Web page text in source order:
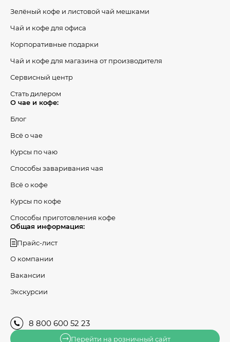
Зелёный кофе и листовой чай мешками
Чай и кофе для офиса
Корпоративные подарки
Чай и кофе для магазина от производителя
Сервисный центр
Стать дилером
О чае и кофе:
Блог
Всё о чае
Курсы по чаю
Способы заваривания чая
Всё о кофе
Курсы по кофе
Способы приготовления кофе
Общая информация:
Прайс-лист
О компании
Вакансии
Экскурсии
8 800 600 52 23
Перейти на розничный сайт